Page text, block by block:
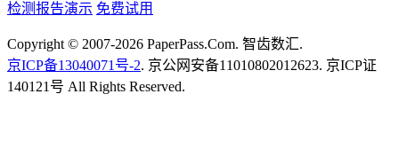
检测报告演示 免费试用
Copyright © 2007-2026 PaperPass.Com. 智齿数汇.
京ICP备13040071号-2. 京公网安备11010802012623. 京ICP证
140121号 All Rights Reserved.